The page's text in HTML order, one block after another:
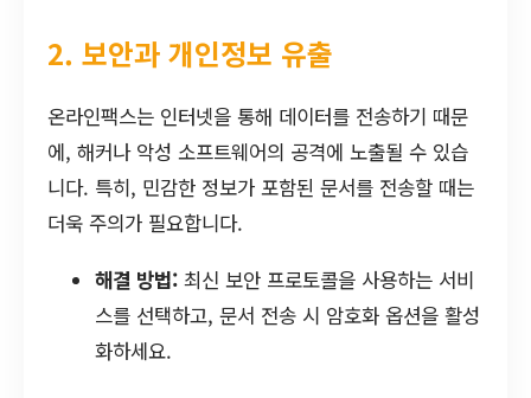
2. 보안과 개인정보 유출
온라인팩스는 인터넷을 통해 데이터를 전송하기 때문
에, 해커나 악성 소프트웨어의 공격에 노출될 수 있습
니다. 특히, 민감한 정보가 포함된 문서를 전송할 때는
더욱 주의가 필요합니다.
해결 방법: 최신 보안 프로토콜을 사용하는 서비
스를 선택하고, 문서 전송 시 암호화 옵션을 활성
화하세요.